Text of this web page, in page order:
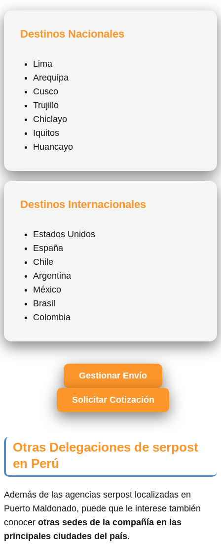
Destinos Nacionales
Lima
Arequipa
Cusco
Trujillo
Chiclayo
Iquitos
Huancayo
Destinos Internacionales
Estados Unidos
España
Chile
Argentina
México
Brasil
Colombia
Gestionar Envío
Solicitar Cotización
Otras Delegaciones de serpost
en Perú
Además de las agencias serpost localizadas en
Puerto Maldonado, puede que le interese también
conocer otras sedes de la compañía en las
principales ciudades del país.